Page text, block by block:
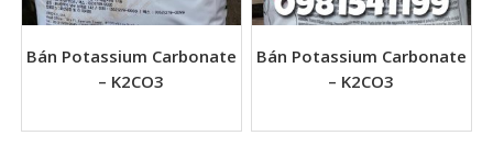
Bán Potassium Carbonate
– K2CO3
Bán Potassium Carbonate
– K2CO3